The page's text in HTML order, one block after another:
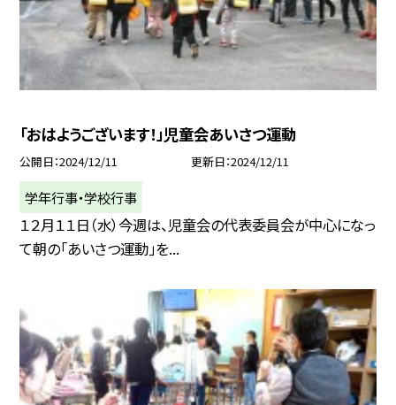
「おはようございます！」児童会あいさつ運動
公開日 2024/12/11 更新日 2024/12/11
学年行事・学校行事
１２月１１日（水）今週は、児童会の代表委員会が中心になっ
て朝の「あいさつ運動」を...